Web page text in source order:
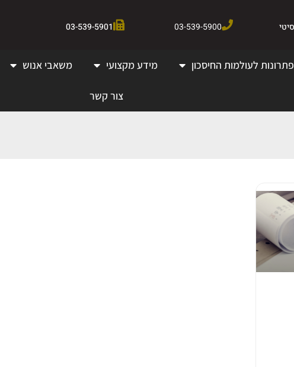
03-539-5900
03-539-5901
פתרונות לעולמות החיסכון מידע מקצועי משאבי אנוש
צור קשר